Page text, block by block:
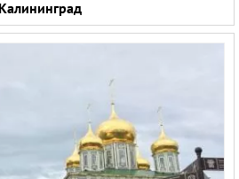
Калининград